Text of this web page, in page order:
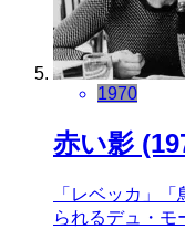
1970
赤い影
「レベッカ」
られるデュ・モ